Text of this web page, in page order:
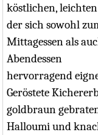
köstlichen, leichten
der sich sowohl
Mittagessen als
Abendessen
hervorragend
Geröstete
goldbraun
Halloumi und